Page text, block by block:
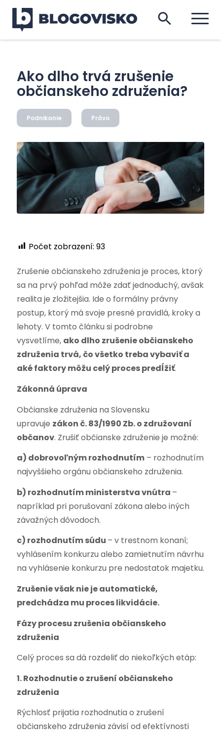
Ako dlho trvá zrušenie
občianskeho združenia?
Podnikanie Právo
Počet zobrazení: 93
Zrušenie občianskeho združenia je proces, ktorý
sa na prvý pohľad môže zdať jednoduchý, avšak
realita je zložitejšia. Ide o formálny právny
postup, ktorý má svoje presné pravidlá, kroky a
lehoty. V tomto článku si podrobne
vysvetlíme, ako dlho zrušenie občianskeho
združenia trvá, čo všetko treba vybaviť a
aké faktory môžu celý proces predĺžiť.
Zákonná úprava
Občianske združenia na Slovensku
upravuje zákon č. 83/1990 Zb. o združovaní
občanov. Zrušiť občianske združenie je možné:
a) dobrovoľným rozhodnutím– rozhodnutím
najvyššieho orgánu občianskeho združenia.
b) rozhodnutím ministerstva vnútra –
napríklad pri porušovaní zákona alebo iných
závažných dôvodoch.
c) rozhodnutím súdu – v trestnom konaní;
vyhlásením konkurzu alebo zamietnutím návrhu
na vyhlásenie konkurzu pre nedostatok majetku.
Zrušenie však nie je automatické,
predchádza mu proces likvidácie.
Fázy procesu zrušenia občianskeho
združenia
Celý proces sa dá rozdeliť do niekoľkých etáp:
1. Rozhodnutie o zrušení občianskeho
združenia
Rýchlosť prijatia rozhodnutia o zrušení
občianskeho združenia závisí od efektívnosti